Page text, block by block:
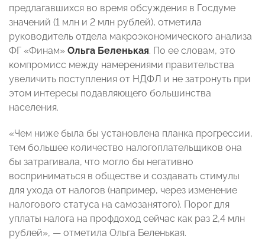
предлагавшихся во время обсуждения в Госдуме
значений (1 млн и 2 млн рублей), отметила
руководитель отдела макроэкономического анализа
ФГ «Финам» Ольга Беленькая. По ее словам, это
компромисс между намерениями правительства
увеличить поступления от НДФЛ и не затронуть при
этом интересы подавляющего большинства
населения.
«Чем ниже была бы установлена планка прогрессии,
тем большее количество налогоплательщиков она
бы затрагивала, что могло бы негативно
восприниматься в обществе и создавать стимулы
для ухода от налогов (например, через изменение
налогового статуса на самозанятого). Порог для
уплаты налога на профдоход сейчас как раз 2,4 млн
рублей», — отметила Ольга Беленькая.